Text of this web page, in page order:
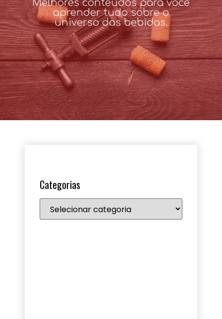
Melhores conteúdos para você
aprender tudo sobre o
universo das bebidas.
Categorias